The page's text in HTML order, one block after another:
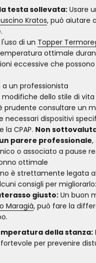
testa sollevata:Usare
Kratos, può aiutare
di un Topper
ottimale
eccessive che
un professionista
modifiche dello stile di
prudente consultare un
necessari dispositivi
CPAP. Non
parere professionale,
o associato a pause
ottimale
è strettamente legata
consigli per migliorarlo:
giusto: Un buon
Maragià, può fare la
della stanza:
per prevenire